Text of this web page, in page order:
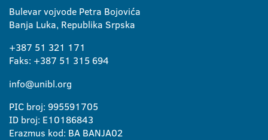
Bulevar vojvode Petra Bojovića
Banja Luka, Republika Srpska
+387 51 321 171
Faks: +387 51 315 694
info@unibl.org
PIC broj: 995591705
ID broj: E10186843
Erazmus kod: BA BANJA02